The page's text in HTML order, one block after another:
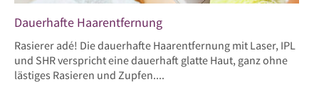
Dauerhafte Haarentfernung
Rasierer adé! Die dauerhafte Haarentfernung mit Laser, IPL
und SHR verspricht eine dauerhaft glatte Haut, ganz ohne
lästiges Rasieren und Zupfen....